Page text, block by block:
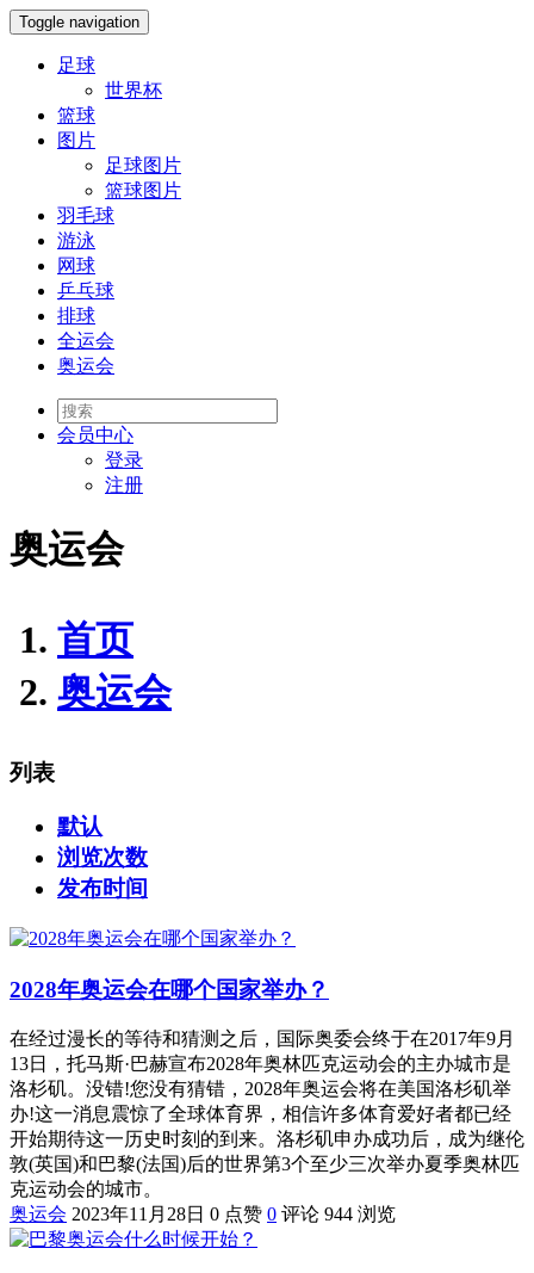
Toggle navigation
足球
世界杯
篮球
图片
足球图片
篮球图片
羽毛球
游泳
网球
乒乓球
排球
全运会
奥运会
会员中心
登录
注册
奥运会
首页
奥运会
列表
默认
浏览次数
发布时间
2028年奥运会在哪个国家举办？
在经过漫长的等待和猜测之后，国际奥委会终于在2017年9月
13日，托马斯·巴赫宣布2028年奥林匹克运动会的主办城市是
洛杉矶。没错!您没有猜错，2028年奥运会将在美国洛杉矶举
办!这一消息震惊了全球体育界，相信许多体育爱好者都已经
开始期待这一历史时刻的到来。洛杉矶申办成功后，成为继伦
敦(英国)和巴黎(法国)后的世界第3个至少三次举办夏季奥林匹
克运动会的城市。
奥运会 2023年11月28日 0 点赞 0 评论 944 浏览